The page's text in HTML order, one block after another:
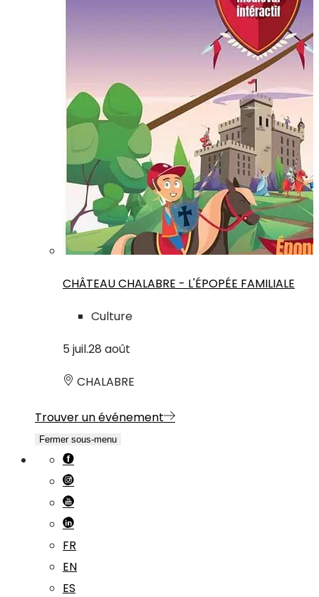
CHÂTEAU CHALABRE - L'ÉPOPÉE FAMILIALE
Culture
5 juil.28 août
CHALABRE
Trouver un événement
Fermer sous-menu
FR
EN
ES